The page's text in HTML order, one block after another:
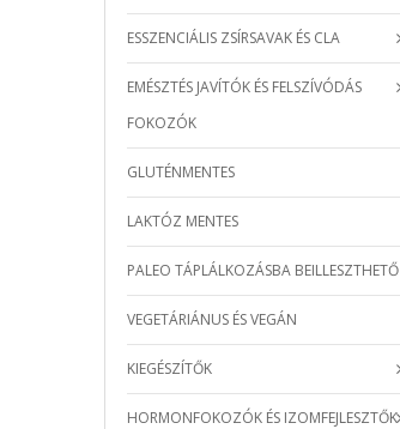
ESSZENCIÁLIS ZSÍRSAVAK ÉS CLA
EMÉSZTÉS JAVÍTÓK ÉS FELSZÍVÓDÁS
FOKOZÓK
GLUTÉNMENTES
LAKTÓZ MENTES
PALEO TÁPLÁLKOZÁSBA BEILLESZTHETŐ
VEGETÁRIÁNUS ÉS VEGÁN
KIEGÉSZÍTŐK
HORMONFOKOZÓK ÉS IZOMFEJLESZTŐK